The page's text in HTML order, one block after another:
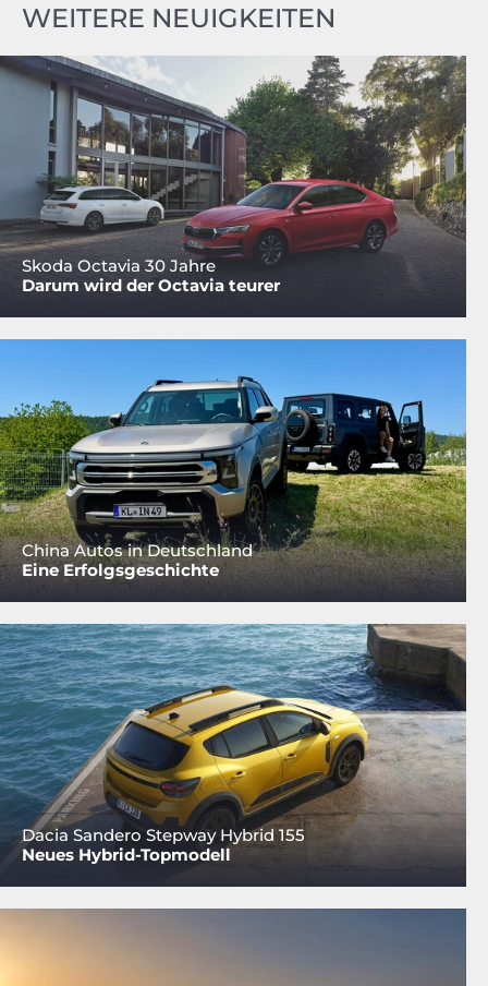
WEITERE NEUIGKEITEN
Skoda Octavia 30 Jahre
Darum wird der Octavia teurer
China Autos in Deutschland
Eine Erfolgsgeschichte
Dacia Sandero Stepway Hybrid 155
Neues Hybrid-Topmodell